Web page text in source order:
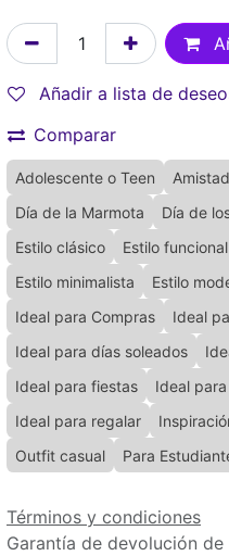
Añadir a lista de
Comparar
Adolescente o Teen Amistad
Día de la Marmota
Día de
Estilo clásico
Estilo funcional
Estilo minimalista
Estilo
Ideal para Compras
Ideal
Ideal para días soleados
Ideal para fiestas
Ideal
Ideal para regalar
Outfit casual
Para
Términos y condiciones
Garantía de devolución de